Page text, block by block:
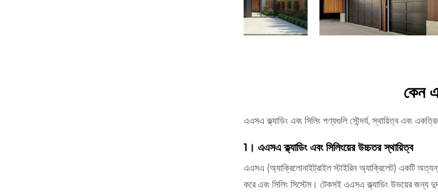
কেন
এএসএ ক্ল্যাডিং এবং সিলিং পণ্যগুলি সৌন্দর্য, স্থায়িত্ব এবং
1। এএসএ ক্ল্যাডিং এবং সিলিংয়ের উচ্চতর স্থায়িত্ব
এএসএ (অ্যাক্রিলোনাইট্রাইল স্টাইরিন অ্যাক্রিলেট) একটি অত্যন্ত
করে এবং সিলিং সিস্টেম। টেকসই এএসএ ক্ল্যাডিং উভয়ের জন্য